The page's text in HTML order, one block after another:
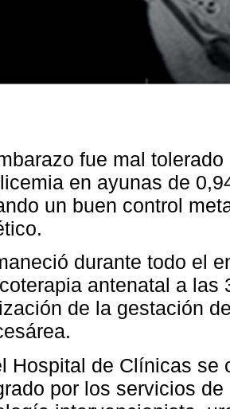
fue mal
en ayunas de
un buen control
durante todo el
antenatal a las
de la gestación
Hospital de Clínicas se
por los servicios